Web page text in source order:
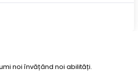
noi învățând noi abilități.